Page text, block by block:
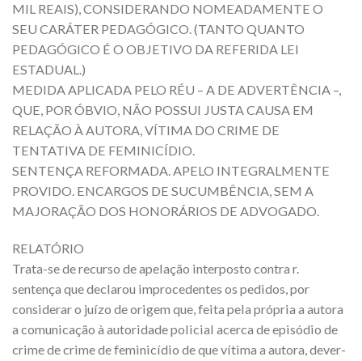
MIL REAIS), CONSIDERANDO NOMEADAMENTE O
SEU CARÁTER PEDAGÓGICO. (TANTO QUANTO
PEDAGÓGICO É O OBJETIVO DA REFERIDA LEI
ESTADUAL.)
MEDIDA APLICADA PELO RÉU – A DE ADVERTÊNCIA –,
QUE, POR ÓBVIO, NÃO POSSUI JUSTA CAUSA EM
RELAÇÃO À AUTORA, VÍTIMA DO CRIME DE
TENTATIVA DE FEMINICÍDIO.
SENTENÇA REFORMADA. APELO INTEGRALMENTE
PROVIDO. ENCARGOS DE SUCUMBÊNCIA, SEM A
MAJORAÇÃO DOS HONORÁRIOS DE ADVOGADO.
RELATÓRIO
Trata-se de recurso de apelação interposto contra r.
sentença que declarou improcedentes os pedidos, por
considerar o juízo de origem que, feita pela própria a autora
a comunicação à autoridade policial acerca de episódio de
crime de crime de feminicídio de que vítima a autora, dever-